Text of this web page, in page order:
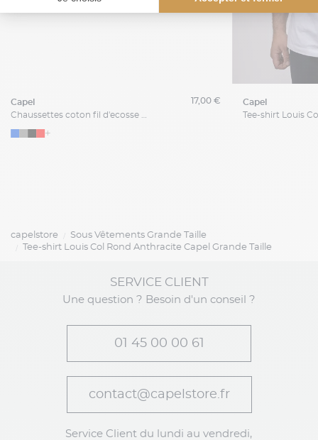
capel
17,00 €
+
capel
capelstore
Sous Vêtements Grande Taille
Tee-shirt Louis Col Rond Anthracite Capel Grande Taille
SERVICE CLIENT
Une question ? Besoin d'un conseil ?
01 45 00 00 61
contact@capelstore.fr
Service Client du lundi au vendredi,